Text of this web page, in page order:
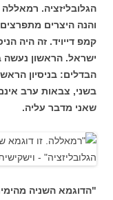
הגלובליזציה.
והנה היצרים
קמפ דייויד. זה היה
הבדלים: בניסיון
בשני, צבאות ערב
שאני מדבר עליה.
"הדוגמא השניה